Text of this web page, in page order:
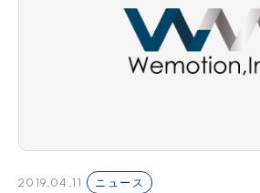
2019.04.11 ニュース